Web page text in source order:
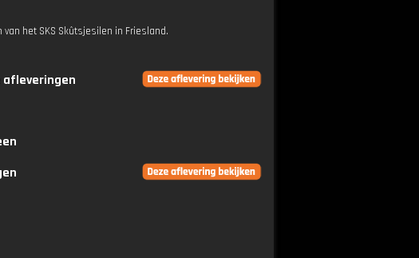
het SKS Skûtsjesilen in Friesland.
afleveringen